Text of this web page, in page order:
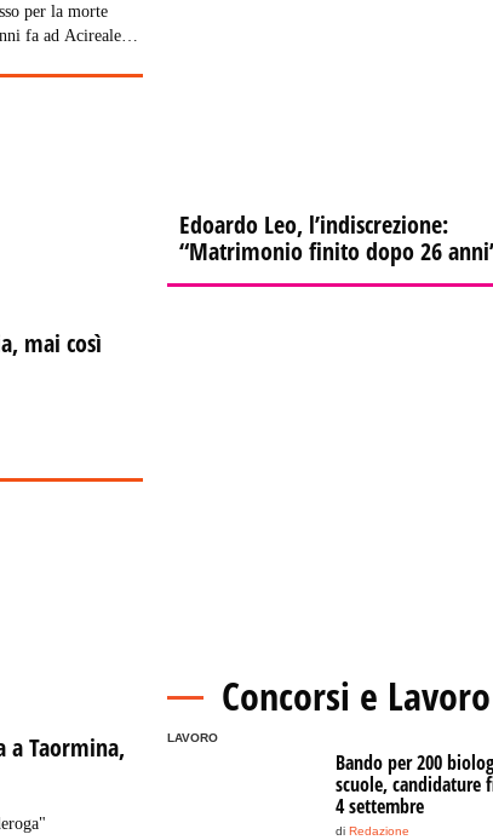
per la morte
fa ad Acireale:
mai così
a Taormina,
Edoardo Leo, l’indiscrezione:
“Matrimonio finito dopo 26
Concorsi e Lavoro
LAVORO
Bando per 200
scuole, candidature
4 settembre
di Redazione